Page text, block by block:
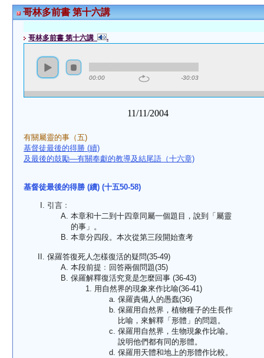
哥林多前書 第十六講
哥林多前書 第十六講 .
00:00 -30:03
11/11/2004
有關屬靈的事（五)
基督徒最後的得勝 (續)
及最後的鼓勵—有關奉獻的教導及結尾語（十六章)
基督徒最後的得勝 (續) (十五50-58)
引言﹕
本章和十二到十四章同屬一個題目，說到「屬靈
的事」。
本章分四段。本次從第三段開始查考
保羅答復死人怎樣復活的疑問(35-49)
本段前提﹕回答兩個問題(35)
保羅解釋復活究竟是怎麼回事 (36-43)
用自然界的現象來作比喻(36-41)
保羅責備人的愚蠢(36)
保羅用自然界，植物種子的生長作
比喻，來解釋「形體」的問題。
保羅用自然界，生物現象作比喻。
說明他們都有同的形體。
保羅用天體和地上的形體作比較。